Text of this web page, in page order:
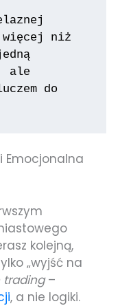
więcej niż
ale
do
Emocjonalna
kolejną,
„wyjść na
trading–
, a nie logiki.